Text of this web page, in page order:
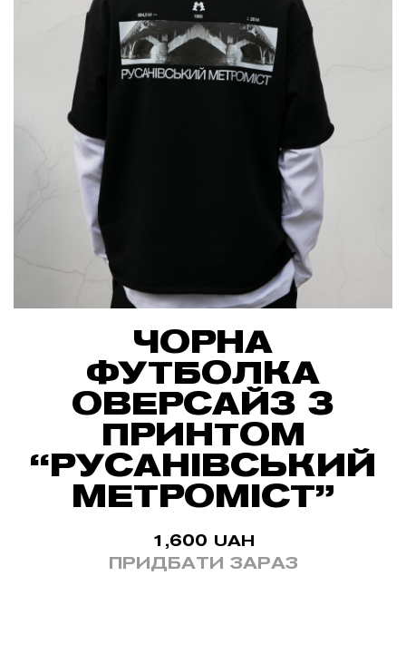
ЧОРНА
ФУТБОЛКА
ОВЕРСАЙЗ З
ПРИНТОМ
“РУСАНІВСЬКИЙ
МЕТРОМІСТ”
1,600 UAH
ПРИДБАТИ ЗАРАЗ